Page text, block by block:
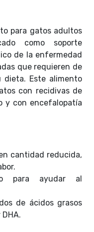
para gatos adultos
como soporte
de la enfermedad
que requieren de
Este alimento
con recidivas de
y con encefalopatía
cantidad reducida,
para ayudar al
de ácidos grasos